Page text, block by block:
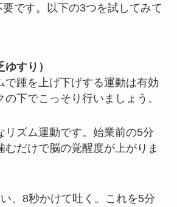
です。以下の3つを試してみて
すり）
で踵を上げ下げする運動は有効
の下でこっそり行いましょう。
リズム運動です。始業前の5分
むだけで脳の覚醒度が上がりま
、8秒かけて吐く。これを5分